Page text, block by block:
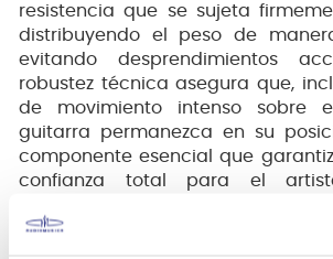
resistencia que se sujeta
distribuyendo el peso de
evitando desprendimientos
robustez técnica asegura que,
de movimiento intenso sobre
guitarra permanezca en su
componente esencial que
confianza total para el
interpretación musical.